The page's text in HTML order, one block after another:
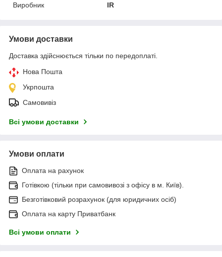
Виробник
IR
Умови доставки
Доставка здійснюється тільки по передоплаті.
Нова Пошта
Укрпошта
Самовивіз
Всі умови доставки
Умови оплати
Оплата на рахунок
Готівкою (тільки при самовивозі з офісу в м. Київ).
Безготівковий розрахунок (для юридичних осіб)
Оплата на карту Приватбанк
Всі умови оплати